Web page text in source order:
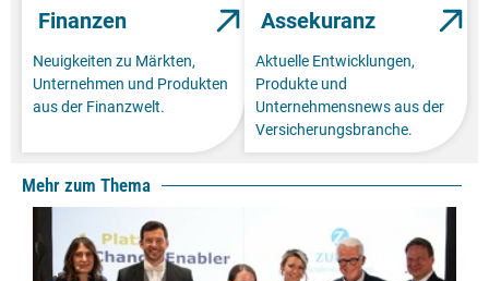
Finanzen
Neuigkeiten zu Märkten,
Unternehmen und Produkten
aus der Finanzwelt.
Assekuranz
Aktuelle Entwicklungen,
Produkte und
Unternehmensnews aus der
Versicherungsbranche.
Mehr zum Thema